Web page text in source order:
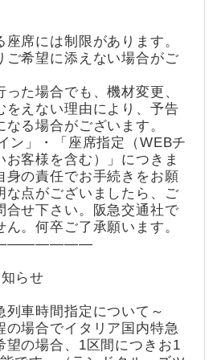
席には制限があります。
ご希望に添えない場合がご
た場合でも、機材変更、
をえない理由により、予告
る場合がございます。
ン」・「座席指定（WEBチ
お客様を含む）」につきま
身の責任でお手続きをお願
な点がございましたら、ご
合せ下さい。阪急交通社で
。何卒ご了承願います。
らせ
列車時間指定について～
の場合でイタリア国内特急
望の場合、1区間につきお1